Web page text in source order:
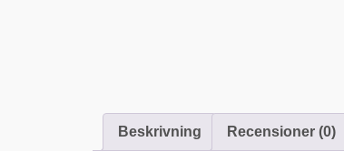
Beskrivning Recensioner (0)